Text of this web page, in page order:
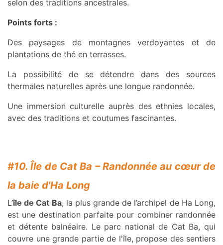
selon des traditions ancestrales.
Points forts :
Des paysages de montagnes verdoyantes et de
plantations de thé en terrasses.
La possibilité de se détendre dans des sources
thermales naturelles après une longue randonnée.
Une immersion culturelle auprès des ethnies locales,
avec des traditions et coutumes fascinantes.
#10. Île de Cat Ba – Randonnée au cœur de
la baie d'Ha Long
L’île de Cat Ba, la plus grande de l’archipel de Ha Long,
est une destination parfaite pour combiner randonnée
et détente balnéaire. Le parc national de Cat Ba, qui
couvre une grande partie de l'île, propose des sentiers